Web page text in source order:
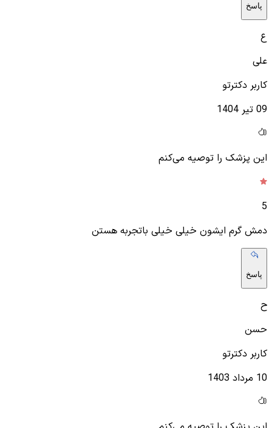
پاسخ
ع
علی
کاربر دکترتو
09 تیر 1404
این پزشک را توصیه می‌کنم
5
دمش گرم ایشون خیلی خیلی باتجربه هستن
پاسخ
ح
حسن
کاربر دکترتو
10 مرداد 1403